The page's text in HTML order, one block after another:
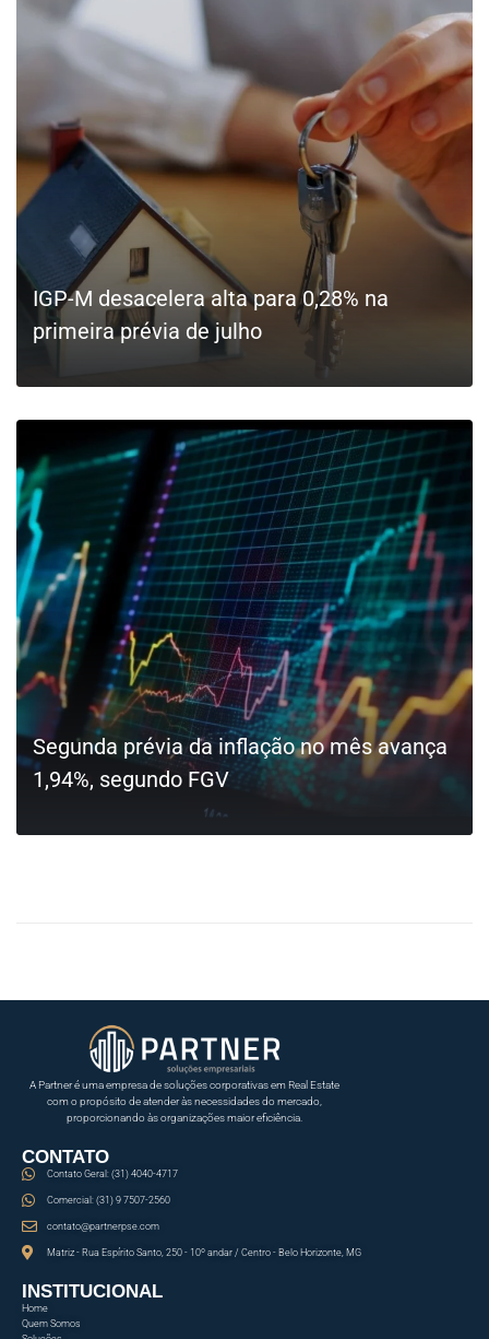
IGP-M desacelera alta para 0,28% na
primeira prévia de julho
Segunda prévia da inflação no mês avança
1,94%, segundo FGV
A Partner é uma empresa de soluções corporativas em Real Estate
com o propósito de atender às necessidades do mercado,
proporcionando às organizações maior eficiência.
CONTATO
Contato Geral: (31) 4040-4717
Comercial: (31) 9 7507-2560
contato@partnerpse.com
Matriz - Rua Espírito Santo, 250 - 10º andar / Centro - Belo Horizonte, MG
INSTITUCIONAL
Home
Quem Somos